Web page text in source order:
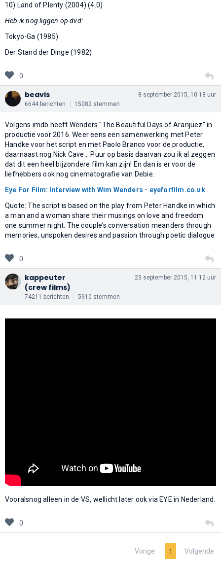
10) Land of Plenty (2004) (4.0)
Heb ik nog liggen op dvd:
Tokyo-Ga (1985)
Der Stand der Dinge (1982)
0
beavis
6644 berichten 15082 stemmen
8 september 2015, 10:18 uur
Volgens imdb heeft Wenders "The Beautiful Days of Aranjuez" in
productie voor 2016. Weer eens een samenwerking met Peter
Handke voor het script en met Paolo Branco voor de productie,
daarnaast nog Nick Cave... Puur op basis daarvan zou ik al zeggen
dat dit een heel bijzondere film kan zijn! En dan is er voor de
liefhebbers ook nog cinematografie van Debie.
Eye For Film: Interview with Wim Wenders - eyeforfilm.co.uk
Quote: The script is based on the play from Peter Handke in which
a man and a woman share their musings on love and freedom
one summer night. The couple’s conversation meanders through
memories, unspoken desires and passion through poetic dialogue
0
kappeuter
(crew films)
74211 berichten 5910 stemmen
23 september 2015, 11:12 uur
Vooralsnog alleen in de VS, wellicht later ook via EYE in Nederland.
0
Vorige 1 Volgende